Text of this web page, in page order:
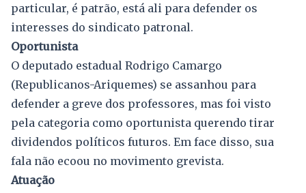
particular, é patrão, está ali para defender os
interesses do sindicato patronal.
Oportunista
O deputado estadual Rodrigo Camargo
(Republicanos-Ariquemes) se assanhou para
defender a greve dos professores, mas foi visto
pela categoria como oportunista querendo tirar
dividendos políticos futuros. Em face disso, sua
fala não ecoou no movimento grevista.
Atuação